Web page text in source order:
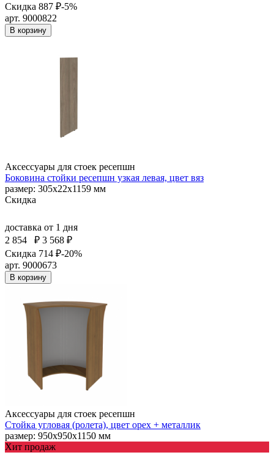
Скидка 887 ₽-5%
арт. 9000822
В корзину
Аксессуары для стоек ресепшн
Боковина стойки ресепшн узкая левая, цвет вяз
размер: 305х22х1159 мм
Скидка
доставка от 1 дня
2 854
₽ 3 568 ₽
Скидка 714 ₽-20%
арт. 9000673
В корзину
Аксессуары для стоек ресепшн
Стойка угловая (ролета), цвет орех + металлик
размер: 950х950х1150 мм
Хит продаж